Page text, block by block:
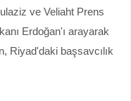
ve Veliaht Prens
Erdoğan'ı arayarak
Riyad'daki başsavcılık